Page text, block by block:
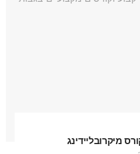
מיקרובליידינג